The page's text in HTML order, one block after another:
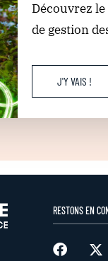
Découvrez
de gestion
J'Y VAIS !
RESTONS EN